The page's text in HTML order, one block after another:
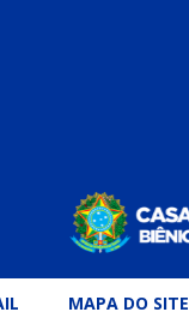
MAPA DO SITE